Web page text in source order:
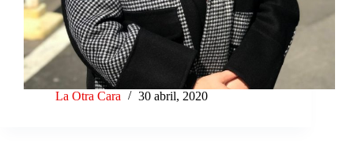
La Otra Cara 30 abril, 2020